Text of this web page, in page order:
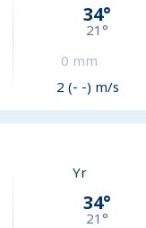
34°
21°
0 mm
2 (- -) m/s
Yr
34°
21°